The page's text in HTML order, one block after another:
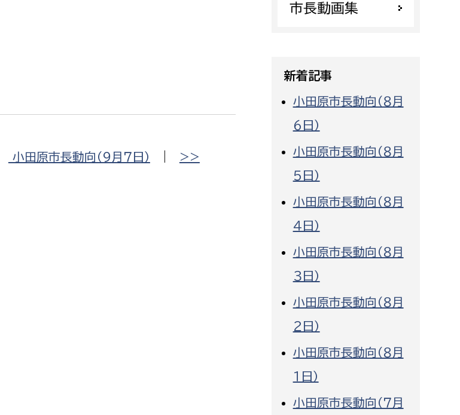
病院管理局：医事課
予防課
警防計画課
救急課
消防課
警防第1課
警防第2課
監査事務局
監査事務局
小田原市長動向（９月７日） >>
市長動画集
新着記事
小田原市長動向（８月
６日）
小田原市長動向（８月
５日）
小田原市長動向（８月
４日）
小田原市長動向（８月
３日）
小田原市長動向（８月
２日）
小田原市長動向（８月
１日）
小田原市長動向（７月